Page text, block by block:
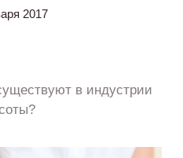
2017
в индустрии